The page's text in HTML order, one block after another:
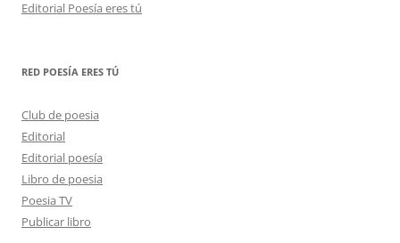
Editorial Poesía eres tú
RED POESÍA ERES TÚ
Club de poesia
Editorial
Editorial poesía
Libro de poesia
Poesia TV
Publicar libro